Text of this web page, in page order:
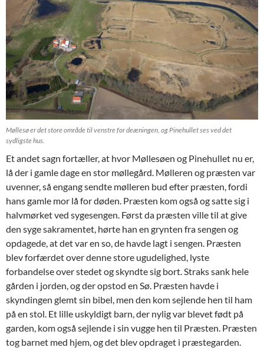
Møllesø er det store område til venstre for deæningen, og Pinehullet ses ved det
sydligste hus.
Et andet sagn fortæller, at hvor Møllesøen og Pinehullet nu er,
lå der i gamle dage en stor møllegård. Mølleren og præsten var
uvenner, så engang sendte mølleren bud efter præsten, fordi
hans gamle mor lå for døden. Præsten kom også og satte sig i
halvmørket ved sygesengen. Først da præsten ville til at give
den syge sakramentet, hørte han en grynten fra sengen og
opdagede, at det var en so, de havde lagt i sengen. Præsten
blev forfærdet over denne store ugudelighed, lyste
forbandelse over stedet og skyndte sig bort. Straks sank hele
gården i jorden, og der opstod en Sø. Præsten havde i
skyndingen glemt sin bibel, men den kom sejlende hen til ham
på en stol. Et lille uskyldigt barn, der nylig var blevet født på
garden, kom også sejlende i sin vugge hen til Præsten. Præsten
tog barnet med hjem, og det blev opdraget i præstegarden.